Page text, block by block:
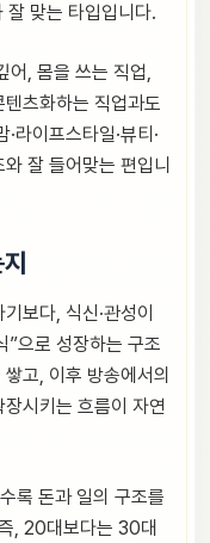
잘 맞는 타입입니다.
어, 몸을 쓰는 직업,
츠화하는 직업과도
라이프스타일·뷰티·
잘 들어맞는 편입니
보다, 식신·관성이
”으로 성장하는 구조
고, 이후 방송에서의
장시키는 흐름이 자연
록 돈과 일의 구조를
, 20대보다는 30대